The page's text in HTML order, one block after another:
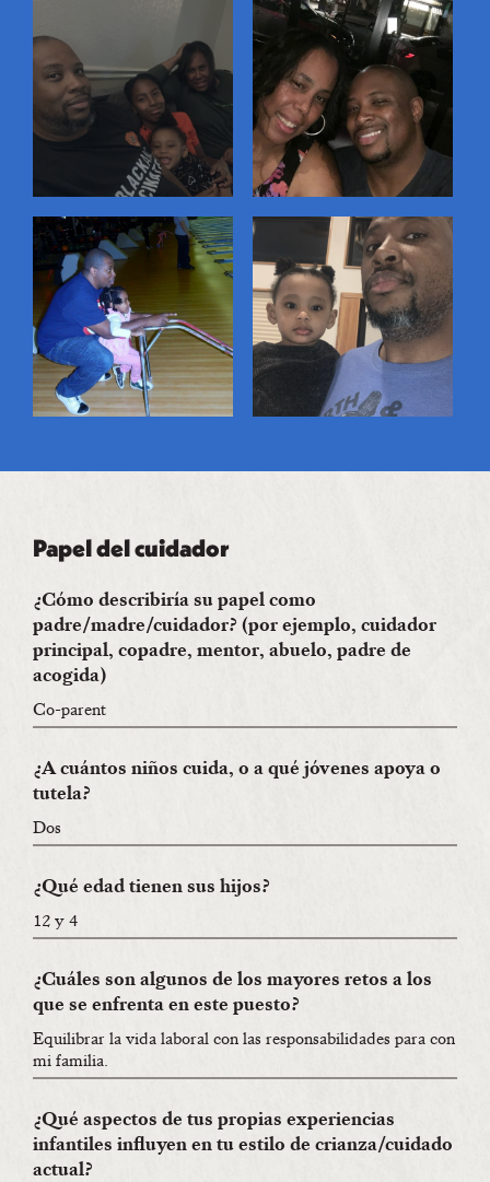
Papel del cuidador
¿Cómo describiría su papel como
padre/madre/cuidador? (por ejemplo, cuidador
principal, copadre, mentor, abuelo, padre de
acogida)
Co-parent
¿A cuántos niños cuida, o a qué jóvenes apoya o
tutela?
Dos
¿Qué edad tienen sus hijos?
12 y 4
¿Cuáles son algunos de los mayores retos a los
que se enfrenta en este puesto?
Equilibrar la vida laboral con las responsabilidades para con
mi familia.
¿Qué aspectos de tus propias experiencias
infantiles influyen en tu estilo de crianza/cuidado
actual?